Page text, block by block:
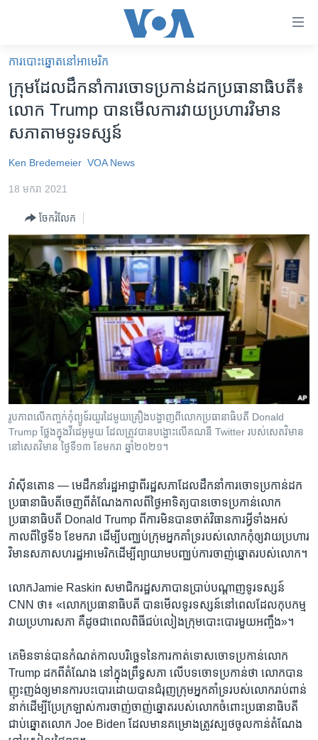
គេហទំព័រ​
ទាក់ទង
រំលង​
និង​
ចូល​
ទំព័រ​
ព័ត៌មាន​​
រំលង​
និង​
ចូល​
ទៅ​
ចូល​
ទៅ​
កាន់​
ទំព័រ​
អន្តរជាតិ
ព្រឹត្តិការណ៍ព័ត៌មាន
ទូរទស្សន៍ / វីដេអូ​
វិទ្យុ / ផតខាសថ៍
កម្មវិធីទាំងអស់
Khmer English
បណ្តាញ​សង្គម
ភាសា
ការបោះឆ្នោតនៅអាមេរិក
ក្រុមដែល​ដឹកនាំ​ការ​ចោទ​ប្រកាន់​ដក​ប្រធានាធិបតី៖
លោក Trump បាន​មើល​ការ​វាយ​ប្រហារ​វិមាន​
សភា​តាម​ទូរទស្សន៍
Ken Bredemeier VOA News
18 មករា 2021
ចែករំលែក
រូប​ភាព​លើ​កញ្ចក់​កុំព្យូទ័រ​យួរដៃ​មួយ​គ្រឿង​បង្ហាញ​ពី​​លោកប្រធានាធិបតី Donald
Trump ថ្លែង​ក្នុង​វីដេអូ​មួយ​ ដែល​ត្រូវ​បាន​បង្ហោះ​លើ​គណនី ​​Twitter របស់​សេតវិមាន
នៅ​សេតវិមាន ថ្ងៃទី១៣ ខែមករា ឆ្នាំ២០២១។
វ៉ាស៊ីនតោន — មេដឹកនាំ​រដ្ឋអាជ្ញា​ពី​រដ្ឋសភា​ដែល​ដឹកនាំ​ការចោទ​ប្រកាន់​ដក​
ប្រធានាធិបតី​ចេញ​ពី​តំណែង​កាល​ពី​ថ្ងៃ​អាទិត្យ​បាន​ចោទប្រកាន់​លោក​
ប្រធានាធិបតី Donald Trump ពី​ការ​មិន​បាន​ចាត់វិធានការ​អ្វី​ទាំង​អស់​
កាលពី​ថ្ងៃ​ទី៦ ខែ​មករា ដើម្បី​បញ្ឈប់​ក្រុម​អ្នក​គាំទ្រ​របស់​លោក​កុំ​ឲ្យ​វាយ​ប្រហារ​
វិមាន​សភា​សហរដ្ឋ​អាមេរិក​ដើម្បី​ព្យាយាម​បញ្ឈប់​ការ​ចាញ់​ឆ្នោត​របស់​លោក។​
លោកJamie Raskin សមាជិក​រដ្ឋ​សភា​បាន​ប្រាប់​បណ្តាញ​ទូរទស្សន៍
CNN ថា៖ «លោក​ប្រធានាធិបតី បាន​មើល​ទូរទស្សន៍​នៅ​ពេល​ដែល​កុបកម្ម​
វាយ​ប្រហារសភា គឺ​ដូច​ជា​ពេល​ពិធី​ជប់​លៀង​ក្រុមបោះបោរ​មួយ​អញ្ចឹង»។
គេ​មិន​ទាន់​បាន​កំណត់​កាល​បរិច្ឆេទនៃ​ការ​កាត់ទោស​ចោទ​ប្រកាន់​លោក​
Trump ដកពី​តំណែង​ នៅ​ក្នុង​ព្រឹទ្ធសភា​ លើ​បទ​ចោទប្រកាន់​ថា លោក​បាន​
ញុះញង់​ឲ្យ​មាន​ការ​បះបោរ​ដោយ​បាន​ជំរុញ​ក្រុម​អ្នក​គាំទ្រ​របស់​លោក​រាប់ពាន់​
នាក់​ដើម្បី​ប្រែក្រឡាស់​ការ​ចាញ់​ចាញ់ឆ្នោត​របស់លោក​ចំពោះប្រធានាធិបតី​
ជាប់​ឆ្នោត​លោក Joe Biden ដែល​មាន​គម្រោង​ត្រូវ​ស្បថ​ចូល​កាន់​តំណែង​